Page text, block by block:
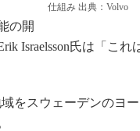
仕組み 出典：Volvo
の開
Israelsson氏は「これ
をスウェーデンのヨ